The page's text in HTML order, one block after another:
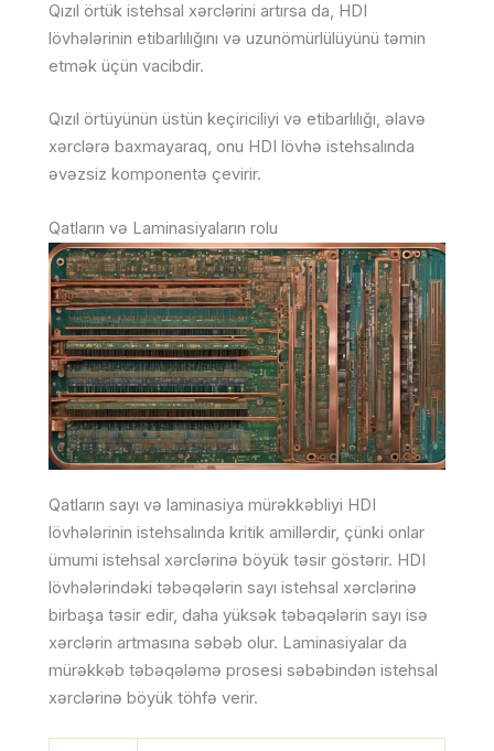
Qızıl örtük istehsal xərclərini artırsa da, HDI
lövhələrinin etibarlılığını və uzunömürlülüyünü təmin
etmək üçün vacibdir.
Qızıl örtüyünün üstün keçiriciliyi və etibarlılığı, əlavə
xərclərə baxmayaraq, onu HDI lövhə istehsalında
əvəzsiz komponentə çevirir.
Qatların və Laminasiyaların rolu
Qatların sayı və laminasiya mürəkkəbliyi HDI
lövhələrinin istehsalında kritik amillərdir, çünki onlar
ümumi istehsal xərclərinə böyük təsir göstərir. HDI
lövhələrindəki təbəqələrin sayı istehsal xərclərinə
birbaşa təsir edir, daha yüksək təbəqələrin sayı isə
xərclərin artmasına səbəb olur. Laminasiyalar da
mürəkkəb təbəqələmə prosesi səbəbindən istehsal
xərclərinə böyük töhfə verir.